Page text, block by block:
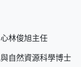
林俊旭主任
自然資源科學博士